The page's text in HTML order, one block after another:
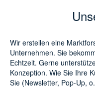
Wir erstellen eine
Unternehmen. Sie
Echtzeit. Gerne
Konzeption. Wie Sie Ihre
Sie (Newsletter, Pop-Up,